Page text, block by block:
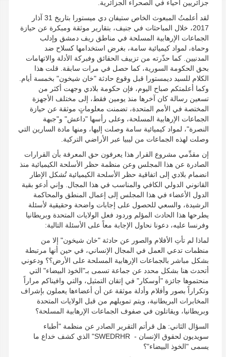
جزائريين أحياء في الصحراء الجزائرية.
لقد أعلمتُ المبعوث الخاص ستيفان دي ميستورا بتاريخ 31 آذار
2017، خلال المباحثات في جنيف، بتقارير موثقة ومبكرة عن حيازة
الجماعات الإرهابية المسلحة في مناطق ريف دمشق وإدلب
وحماة، لمواد كيميائية سامة، بغرض استخدامها كسلاح ضد
المدنيين. كما حذّرته من تزييف الحقائق وفبركة الأدلة والاتهامات
بحق الحكومة السورية، كما حصل في مرات سابقة. قلت هذا
الكلام للسيد ديمستورا قبل وقوع حادثة "خان شيخون" بخمسة أيام.
وكما أعلمتكم صباح اليوم، فإن حكومة بلادي وجهت أكثر من
تسعين رسالة كان آخرها منذ يومين فقط، إلى مختلف الأجهزة
المختصة في الأمم المتحدة، تضمنت معلوماتٍ موثقة عن حيازة
الجماعات الإرهابية المسلحة، وعلى رأسها "داعش" و"جبهة
النصرة"، لمواد كيميائية سامة وصلت إليها، ومنها مادة السارين التي
وصلت لهذه الجماعات من ليبيا عبر الأراضي التركية.
إن مقدِّمي مشروع القرار هذا يعرفون حق المعرفة بأن القرارات
الصادرة عن هذا المجلس وعن منظمة حظر الأسلحة الكيميائية منذ
انضمام بلادي إلى اتفاقية حظر الأسلحة الكيميائية تُشكل الإطار
القانوني الدولي الكافي والمناسب في هذا المجال. وإني أدعو بقية
الدول الأعضاء في هذا المجلس إلى إعمال المنطق والمحاكمة
الرشيدة، والسعي للحصول على إجابات واضحة وحقيقية لأسئلة
يطرحها هذا الحادث المؤلم وردود فعل الولايات المتحدة وبريطانيا
وفرنسا عليه، دعونا نحاول الإجابة معاً على الأسئلة التالية:
لماذا لم تأتِ الأفلام والصور عن حادثة "خان شيخون" إلا من
منظمات تدعي العمل في المجال الإنساني، في حين أنها مرتبطة
بشكل مباشر بالجماعات الإرهابية المسلحة على الأرض؟؟ ودعوني
أتحدث هنا بشكل محدد عن جماعة تسمى بـ"الخوذ البيضاء" التي
منحتموها جائزة "أوسكار" في إتقان التمثيل، والتي وافيناكم مراراً
وتكراراً بصور وأفلام وأدلة موثقة عن أن أعضاءها يعملون بإشراف
المخابرات البريطانية، ويتم تمويلهم من قبل الولايات المتحدة
وبريطانيا، ويقاتلون في صفوف الجماعات الإرهابية المسلحة؟
السؤال الثاني: هل قرأتم التقرير الصادر عن منظمة "أطباء
سويديون لحقوق الإنسان - SWEDRHR" الذي كشف خداع ما
يسمى "الخوذ البيضاء"؟